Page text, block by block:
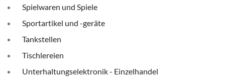
Spielwaren und Spiele
Sportartikel und -geräte
Tankstellen
Tischlereien
Unterhaltungselektronik - Einzelhandel